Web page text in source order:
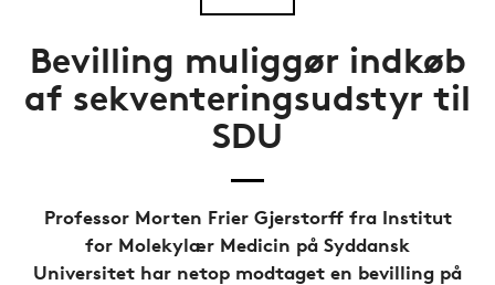
Bevilling muliggør indkøb
af sekventeringsudstyr til
SDU
Professor Morten Frier Gjerstorff fra Institut
for Molekylær Medicin på Syddansk
Universitet har netop modtaget en bevilling på